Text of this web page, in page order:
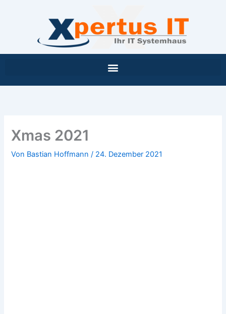
Xmas 2021
Von Bastian Hoffmann/ 24. Dezember 2021